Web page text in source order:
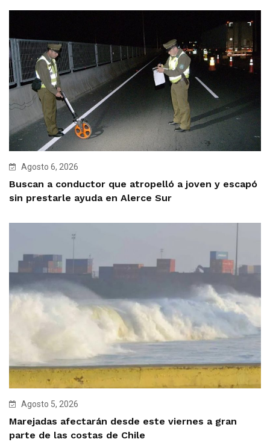
Agosto 6, 2026
Buscan a conductor que atropelló a joven y escapó
sin prestarle ayuda en Alerce Sur
Agosto 5, 2026
Marejadas afectarán desde este viernes a gran
parte de las costas de Chile